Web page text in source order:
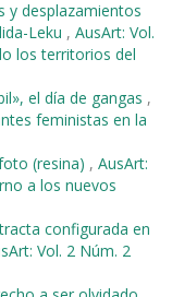
y desplazamientos
Leku , AusArt: Vol.
los territorios del
el día de gangas ,
feministas en la
(resina) , AusArt:
a los nuevos
configurada en
Vol. 2 Núm. 2